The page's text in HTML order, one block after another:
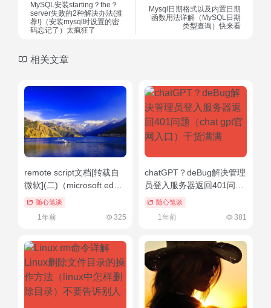
MySQL安装starting？the？
server失败的2种解决办法(推
荐!)（安装mysql时设置的密
码忘记了）太疯狂了
Mysql日期格式以及内置日期
函数用法详解（MySQL日期
类型查询）快来看
相关文章
remote script文档[转载自
微软](二)（microsoft edge
浏览器打不开网页）墙裂推
随心笔谈
1年前 325
chatGPT？deBug解决管理
员登入服务器返回401问题
（chat gpt官网入口）干货
随心笔谈
1年前 381